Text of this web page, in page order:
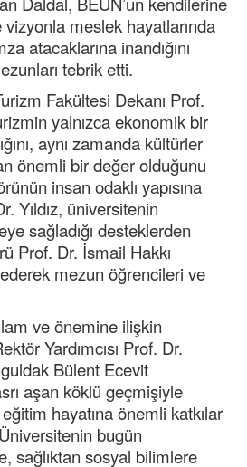
vizyonla meslek hayatlarında
atacaklarına inandığını
tebrik etti.
Fakültesi Dekanı Prof.
yalnızca ekonomik bir
aynı zamanda kültürler
önemli bir değer olduğunu
insan odaklı yapısına
Yıldız, üniversitenin
sağladığı desteklerden
Prof. Dr. İsmail Hakkı
mezun öğrencileri ve
ve önemine ilişkin
Yardımcısı Prof. Dr.
Bülent Ecevit
aşan köklü geçmişiyle
hayatına önemli katkılar
bugün
sağlıktan sosyal bilimlere